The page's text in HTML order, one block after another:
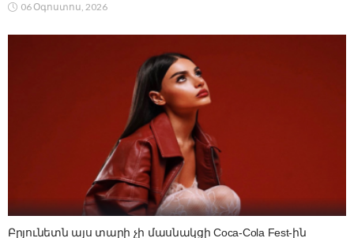
06 Օգոստոս, 2026
Բրյունետն այս տարի չի մասնակցի Coca-Cola Fest-ին